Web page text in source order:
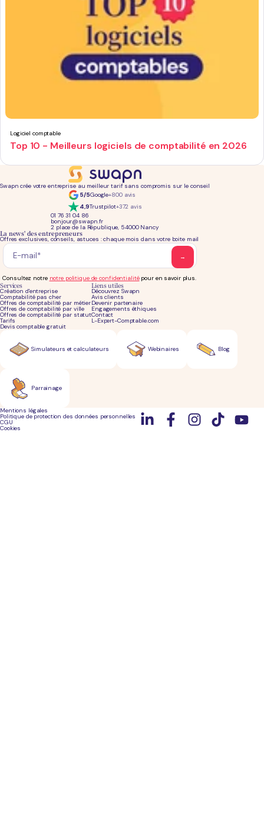
Logiciel comptable
Top 10 - Meilleurs logiciels de comptabilité en 2026
Swapn crée votre entreprise au meilleur tarif sans compromis sur le conseil
5/5Google+800 avis
4,9Trustpilot+372 avis
01 76 31 04 86
bonjour@swapn.fr
2 place de la République, 54000 Nancy
Services
Création d'entreprise
Comptabilité pas cher
Offres de comptabilité par métier
Offres de comptabilité par ville
Offres de comptabilité par statut
Tarifs
Devis comptable gratuit
Liens utiles
Découvrez Swapn
Avis clients
Devenir partenaire
Engagements éthiques
Contact
L-Expert-Comptable.com
La news' des entrepreneurs
Offres exclusives, conseils, astuces : chaque mois dans votre boite mail
Consultez notre notre politique de confidentialitépour en savoir plus.
Simulateurs et calculateurs Blog
Parrainage
Webinaires
Mentions légales
Politique de protection des données personnelles
CGU
Cookies